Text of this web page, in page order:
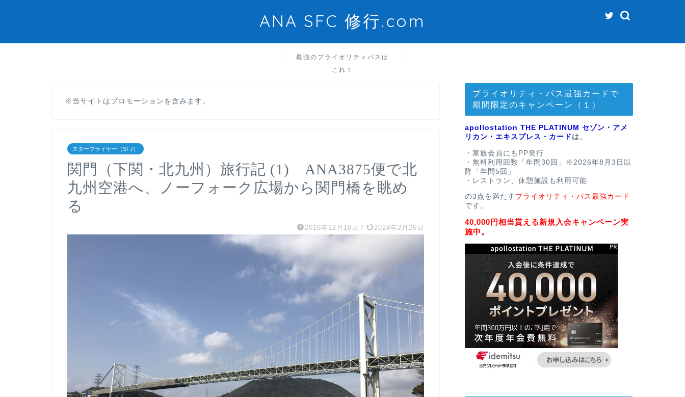
ANA SFC 修行.com
最強のプライオリティパスは
これ！
※当サイトはプロモーションを含みます。
スターフライヤー（SFJ）
関門（下関・北九州）旅行記 (1) ANA3875便で北
九州空港へ、ノーフォーク広場から関門橋を眺め
る
2016年12月18日 / 2024年2月26日
プライオリティ・パス最強カードで
期間限定のキャンペーン（１）
apollostation THE PLATINUM セゾン・アメ
リカン・エキスプレス・カード は、
・家族会員にもPP発行
・無料利用回数「年間30回」※2026年8月3日以
降「年間5回」
・レストラン、休憩施設も利用可能
の3点を満たす プライオリティ・パス最強カード
です。
40,000円相当貰える新規入会キャンペーン実
施中。